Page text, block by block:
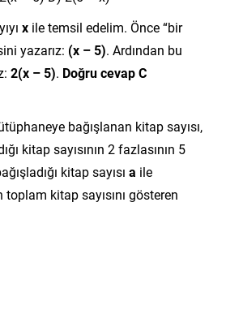
x ile temsil edelim. Önce “bir
yazarız: (x – 5). Ardından bu
2(x – 5). Doğru cevap C
bağışlanan kitap sayısı,
kitap sayısının 2 fazlasının 5
kitap sayısı a ile
kitap sayısını gösteren